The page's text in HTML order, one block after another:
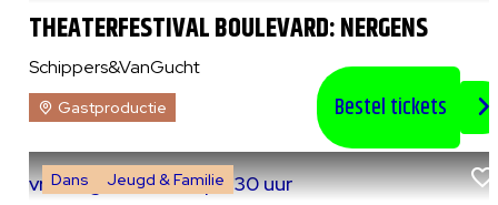
THEATERFESTIVAL BOULEVARD: NERGENS
Schippers&VanGucht
Gastproductie Bestel tickets
Dans Jeugd & Familie
vr 7 augustus 2026|14:30 uur